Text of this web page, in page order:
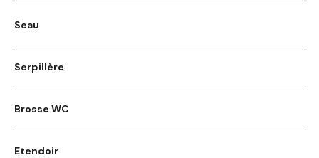
Seau
Serpillère
Brosse WC
Etendoir